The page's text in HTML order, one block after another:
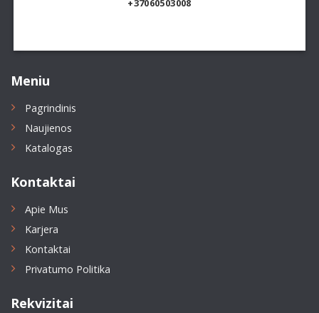
+37060503008
Meniu
Pagrindinis
Naujienos
Katalogas
Kontaktai
Apie Mus
Karjera
Kontaktai
Privatumo Politika
Rekvizitai